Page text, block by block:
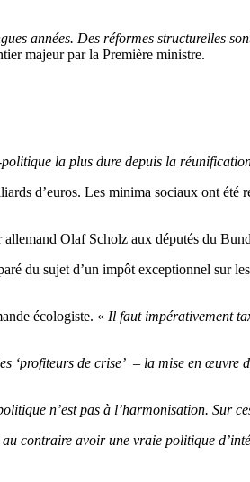
années. Des réformes structurelles
majeur par la Première ministre.
la plus dure depuis la
d’euros. Les minima sociaux ont été
allemand Olaf Scholz aux députés du
du sujet d’un impôt exceptionnel sur
écologiste. « Il faut impérativement
‘profiteurs de crise’ – la mise en œuvre
n’est pas à l’harmonisation. Sur
contraire avoir une vraie politique